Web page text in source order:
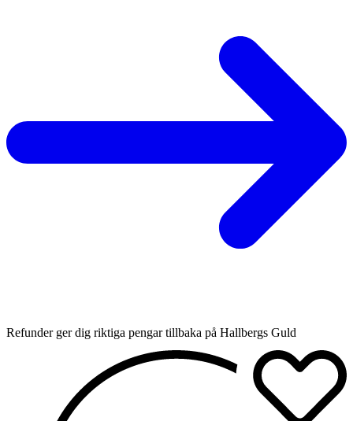
Refunder ger dig riktiga pengar tillbaka på Hallbergs Guld